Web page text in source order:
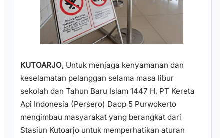
KUTOARJO, Untuk menjaga kenyamanan dan
keselamatan pelanggan selama masa libur
sekolah dan Tahun Baru Islam 1447 H, PT Kereta
Api Indonesia (Persero) Daop 5 Purwokerto
mengimbau masyarakat yang berangkat dari
Stasiun Kutoarjo untuk memperhatikan aturan